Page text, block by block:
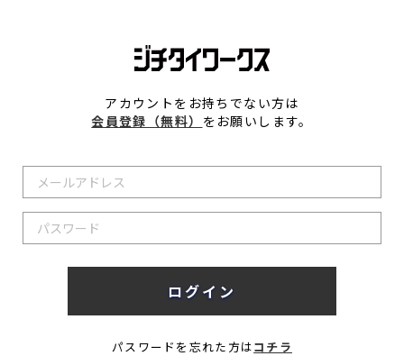
アカウントをお持ちでない方は
会員登録（無料） をお願いします。
パスワードを忘れた方はコチラ